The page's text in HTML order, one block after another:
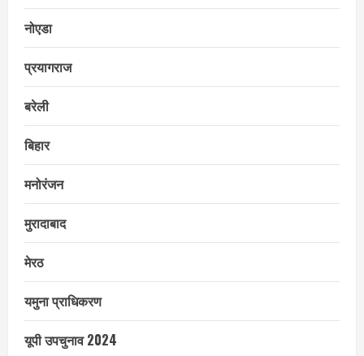
नोएडा
प्रयागराज
बरेली
बिहार
मनोरंजन
मुरादाबाद
मेरठ
यमुना प्राधिकरण
यूपी उपचुनाव 2024